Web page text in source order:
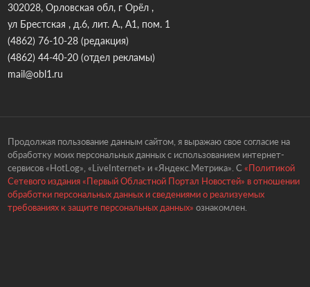
302028, Орловская обл, г Орёл ,
ул Брестская , д.6, лит. А., А1, пом. 1
(4862) 76-10-28(редакция)
(4862) 44-40-20(отдел рекламы)
mail@obl1.ru
Продолжая пользование данным сайтом, я выражаю свое согласие на
обработку моих персональных данных с использованием интернет-
сервисов «HotLog», «LiveInternet» и «Яндекс.Метрика». С «Политикой
Сетевого издания «Первый Областной Портал Новостей» в отношении
обработки персональных данных и сведениями о реализуемых
требованиях к защите персональных данных» ознакомлен.